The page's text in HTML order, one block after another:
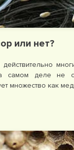
или нет?
самом деле не
множество как